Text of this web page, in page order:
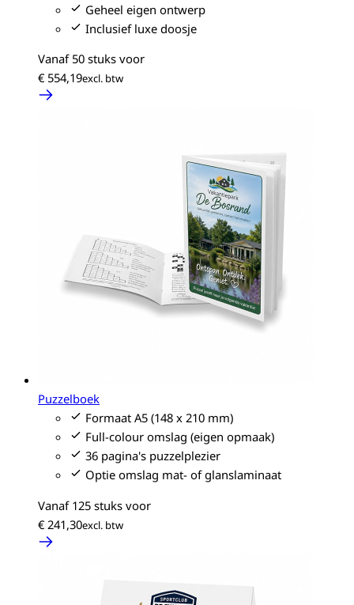
Geheel eigen ontwerp
Inclusief luxe doosje
Vanaf 50 stuks voor
€ 554,19
Puzzelboek
Formaat A5 (148 x 210 mm)
Full-colour omslag (eigen opmaak)
36 pagina's puzzelplezier
Optie omslag mat- of glanslaminaat
Vanaf 125 stuks voor
€ 241,30